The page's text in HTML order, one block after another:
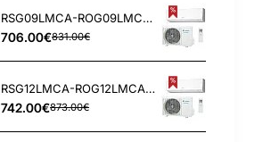
RSG09LMCA-ROG09LMCA Fuji Electric 2.5/3.2 kW kondicionierius
706.00€831.00€
RSG12LMCA-ROG12LMCA Fuji Electric 3.4/4.0 kW kondicionierius
742.00€873.00€